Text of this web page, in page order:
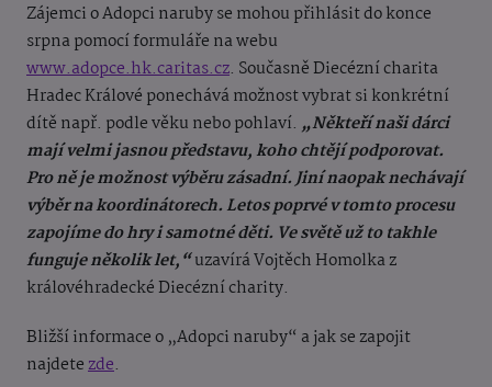
Zájemci o Adopci naruby se mohou přihlásit do konce
srpna pomocí formuláře na webu
www.adopce.hk.caritas.cz. Současně Diecézní charita
Hradec Králové ponechává možnost vybrat si konkrétní
dítě např. podle věku nebo pohlaví. „Někteří naši dárci
mají velmi jasnou představu, koho chtějí podporovat.
Pro ně je možnost výběru zásadní. Jiní naopak nechávají
výběr na koordinátorech. Letos poprvé v tomto procesu
zapojíme do hry i samotné děti. Ve světě už to takhle
funguje několik let,“uzavírá Vojtěch Homolka z
královéhradecké Diecézní charity.
Bližší informace o „Adopci naruby“ a jak se zapojit
najdetezde.